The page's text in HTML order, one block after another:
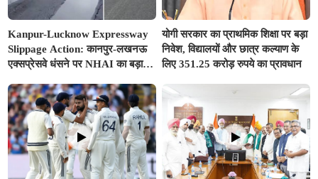
Kanpur-Lucknow Expressway
Slippage Action: कानपुर-लखनऊ
एक्सप्रेसवे धंसने पर NHAI का बड़ा
गिरी गाज, टोल वसूली रोकी गई
योगी सरकार का प्राथमिक शिक्षा पर बड़ा
निवेश, विद्यालयों और छात्र कल्याण के
लिए 351.25 करोड़ रुपये का प्रावधान